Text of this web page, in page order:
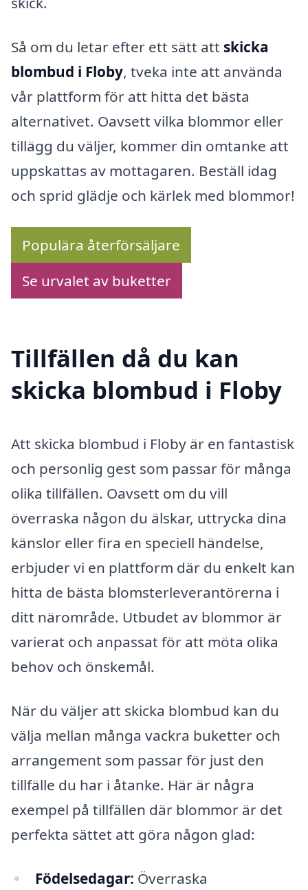
Så om du letar efter ett sätt att skicka
blombud i Floby, tveka inte att använda
vår plattform för att hitta det bästa
alternativet. Oavsett vilka blommor eller
tillägg du väljer, kommer din omtanke att
uppskattas av mottagaren. Beställ idag
och sprid glädje och kärlek med blommor!
Populära återförsäljare
Se urvalet av buketter
Tillfällen då du kan
skicka blombud i Floby
Att skicka blombud i Floby är en fantastisk
och personlig gest som passar för många
olika tillfällen. Oavsett om du vill
överraska någon du älskar, uttrycka dina
känslor eller fira en speciell händelse,
erbjuder vi en plattform där du enkelt kan
hitta de bästa blomsterleverantörerna i
ditt närområde. Utbudet av blommor är
varierat och anpassat för att möta olika
behov och önskemål.
När du väljer att skicka blombud kan du
välja mellan många vackra buketter och
arrangement som passar för just den
tillfälle du har i åtanke. Här är några
exempel på tillfällen där blommor är det
perfekta sättet att göra någon glad:
Födelsedagar: Överraska